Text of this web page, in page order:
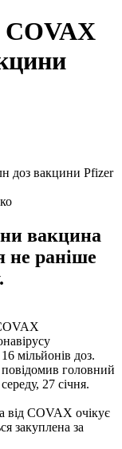
COVAX
вакцина
не раніше
мільйонів доз.
головний
27 січня.
від COVAX очікує
закуплена за